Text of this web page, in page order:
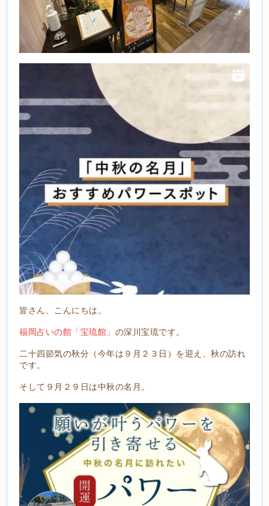
皆さん、こんにちは。
福岡占いの館「宝琉館」 の深川宝琉です。
二十四節気の秋分（今年は９月２３日）を迎え、秋の訪れ
です。
そして９月２９日は中秋の名月。